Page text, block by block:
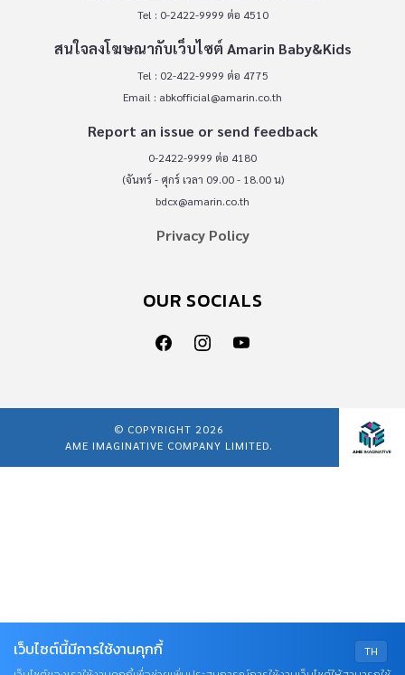
Tel : 0-2422-9999 ต่อ 4510
สนใจลงโฆษณากับเว็บไซต์ Amarin Baby&Kids
Tel : 02-422-9999 ต่อ 4775
Email : abkofficial@amarin.co.th
Report an issue or send feedback
0-2422-9999 ต่อ 4180
(จันทร์ - ศุกร์ เวลา 09.00 - 18.00 น)
bdcx@amarin.co.th
Privacy Policy
OUR SOCIALS
© COPYRIGHT 2026
AME IMAGINATIVE COMPANY LIMITED.
TH
เว็บไซต์นี้มีการใช้งานคุกกี้